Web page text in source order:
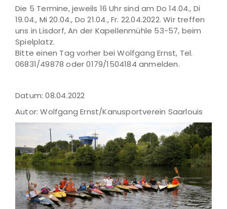
Die 5 Termine, jeweils 16 Uhr sind am Do 14.04., Di
19.04., Mi 20.04., Do 21.04., Fr. 22.04.2022. Wir treffen
uns in Lisdorf, An der Kapellenmühle 53-57, beim
Spielplatz.
Bitte einen Tag vorher bei Wolfgang Ernst, Tel.
06831/49878 oder 0179/1504184 anmelden.
Datum: 08.04.2022
Autor: Wolfgang Ernst/Kanusportverein Saarlouis